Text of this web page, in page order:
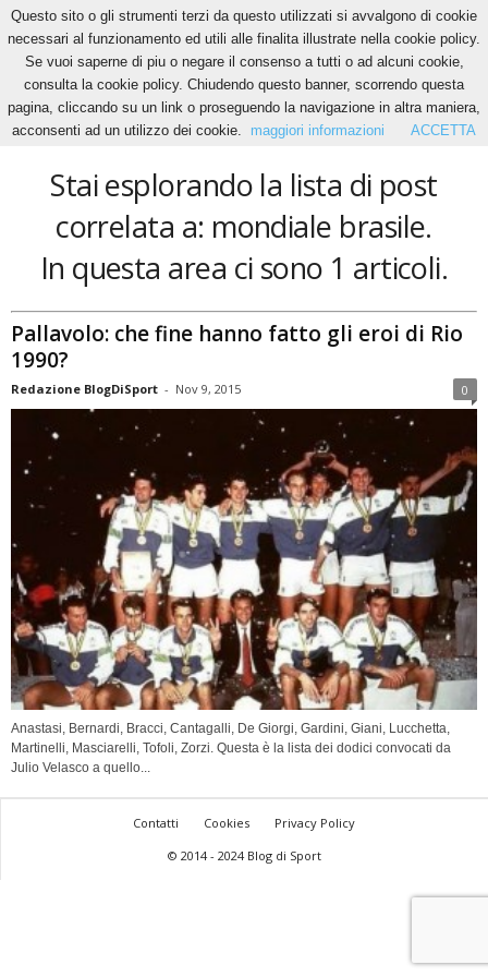
Home Tags Mondiale brasile
mondiale brasile
Stai esplorando la lista di post
correlata a: mondiale brasile.
In questa area ci sono 1 articoli.
Pallavolo: che fine hanno fatto gli eroi di Rio
1990?
Redazione BlogDiSport - Nov 9, 2015 0
Anastasi, Bernardi, Bracci, Cantagalli, De Giorgi, Gardini, Giani, Lucchetta,
Martinelli, Masciarelli, Tofoli, Zorzi. Questa è la lista dei dodici convocati da
Julio Velasco a quello...
Contatti Cookies
Privacy Policy
© 2014 - 2024 Blog di Sport
Questo sito o gli strumenti terzi da questo utilizzati si avvalgono di cookie
necessari al funzionamento ed utili alle finalita illustrate nella cookie policy.
Se vuoi saperne di piu o negare il consenso a tutti o ad alcuni cookie,
consulta la cookie policy. Chiudendo questo banner, scorrendo questa
pagina, cliccando su un link o proseguendo la navigazione in altra maniera,
acconsenti ad un utilizzo dei cookie.
maggiori informazioni ACCETTA